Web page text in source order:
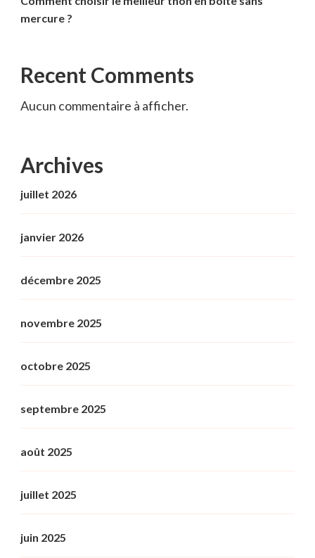
mercure ?
Recent Comments
Aucun commentaire à afficher.
Archives
juillet 2026
janvier 2026
décembre 2025
novembre 2025
octobre 2025
septembre 2025
août 2025
juillet 2025
juin 2025